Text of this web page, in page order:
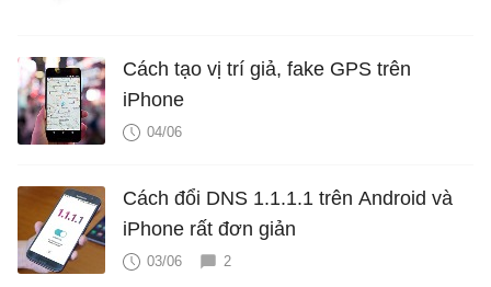
Cách tạo vị trí giả, fake GPS trên
iPhone
04/06
Cách đổi DNS 1.1.1.1 trên Android và
iPhone rất đơn giản
03/06 2